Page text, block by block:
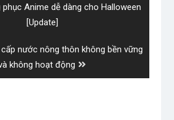
phục Anime dễ dàng cho Halloween
[Update]
nước nông thôn không bền vững
không hoạt động